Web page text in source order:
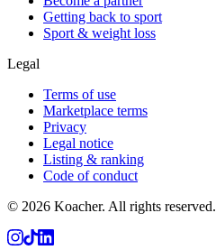
Getting back to sport
Sport & weight loss
Legal
Terms of use
Marketplace terms
Privacy
Legal notice
Listing & ranking
Code of conduct
© 2026 Koacher. All rights reserved.